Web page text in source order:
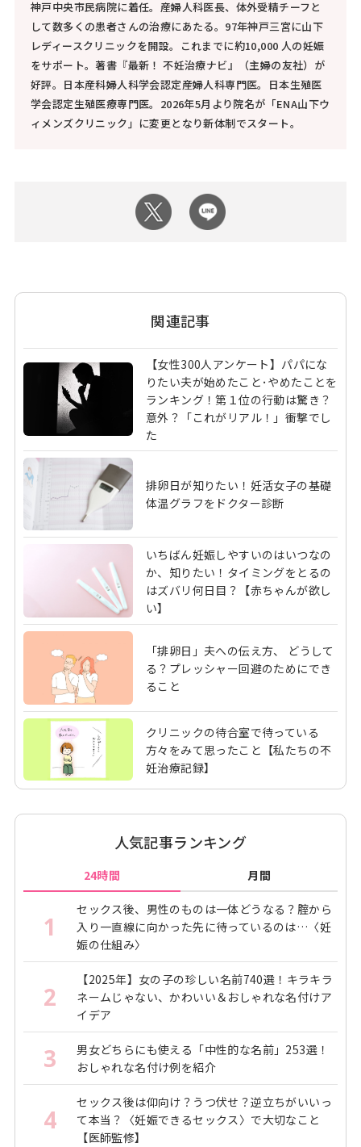
神戸中央市民病院に着任。産婦人科医長、体外受精チーフと
して数多くの患者さんの治療にあたる。97年神戸三宮に山下
レディースクリニックを開設。これまでに約10,000 人の妊娠
をサポート。著書『最新！ 不妊治療ナビ』（主婦の友社）が
好評。日本産科婦人科学会認定産婦人科専門医。日本生殖医
学会認定生殖医療専門医。2026年5月より院名が「ENA山下ウ
ィメンズクリニック」に変更となり新体制でスタート。
関連記事
【女性300人アンケート】パパにな
りたい夫が始めたこと･やめたことを
ランキング！第１位の行動は驚き？
意外？「これがリアル！」衝撃でし
た
排卵日が知りたい！妊活女子の基礎
体温グラフをドクター診断
いちばん妊娠しやすいのはいつなの
か、知りたい！タイミングをとるの
はズバリ何日目？【赤ちゃんが欲し
い】
「排卵日」夫への伝え方、 どうして
る？プレッシャー回避のためにでき
ること
クリニックの待合室で待っている
方々をみて思ったこと【私たちの不
妊治療記録】
人気記事ランキング
24時間 月間
1
セックス後、男性のものは一体どうなる？腟から
入り一直線に向かった先に待っているのは…〈妊
娠の仕組み〉
2
【2025年】女の子の珍しい名前740選！キラキラ
ネームじゃない、かわいい＆おしゃれな名付けア
イデア
3
男女どちらにも使える「中性的な名前」253選！
おしゃれな名付け例を紹介
4
セックス後は仰向け？うつ伏せ？逆立ちがいいっ
て本当？〈妊娠できるセックス〉で大切なこと
【医師監修】